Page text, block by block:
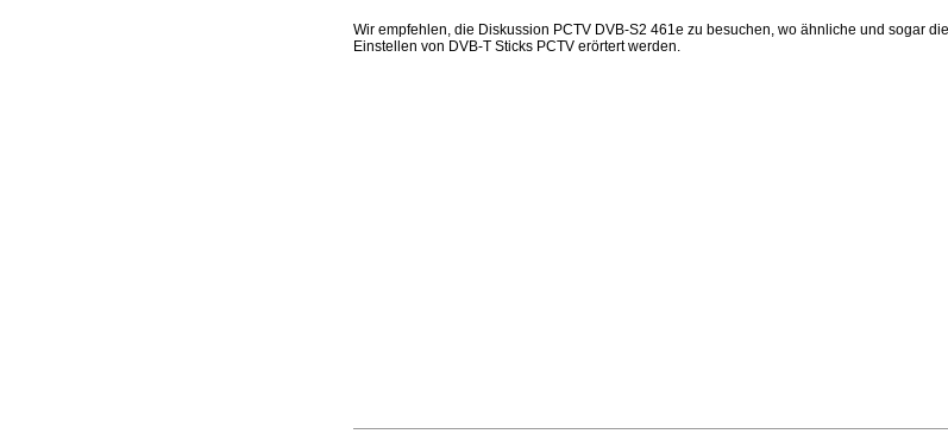
Wir empfehlen, die Diskussion PCTV DVB-S2 461e zu besuchen, wo ähnliche und sogar
Einstellen von DVB-T Sticks PCTV erörtert werden.